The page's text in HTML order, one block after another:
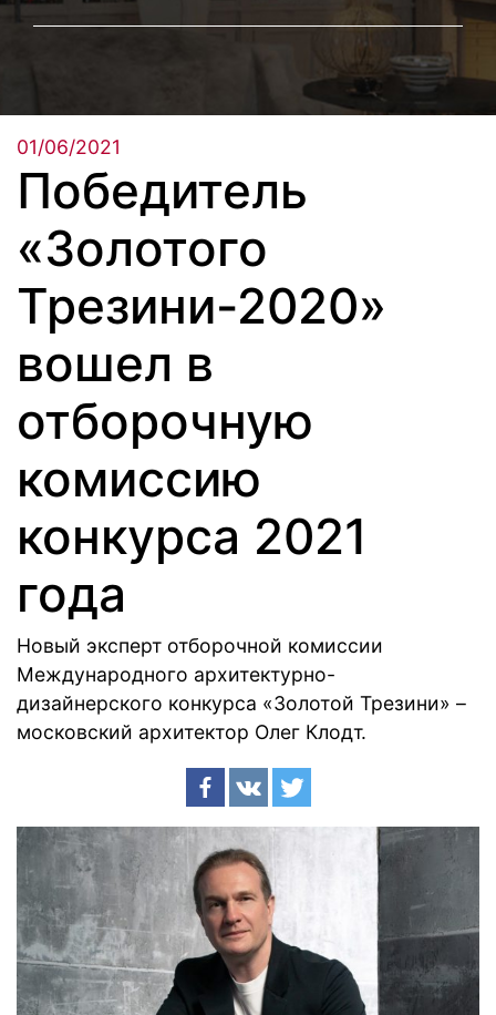
01/06/2021
Победитель
«Золотого
Трезини-2020»
вошел в
отборочную
комиссию
конкурса 2021
года
Новый эксперт отборочной комиссии
Международного архитектурно-
дизайнерского конкурса «Золотой Трезини» –
московский архитектор Олег Клодт.